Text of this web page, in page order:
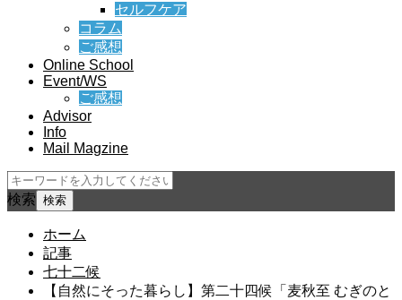
セルフケア
コラム
ご感想
Online School
Event/WS
ご感想
Advisor
Info
Mail Magzine
検索
ホーム
記事
七十二候
【自然にそった暮らし】第二十四候「麦秋至 むぎのと